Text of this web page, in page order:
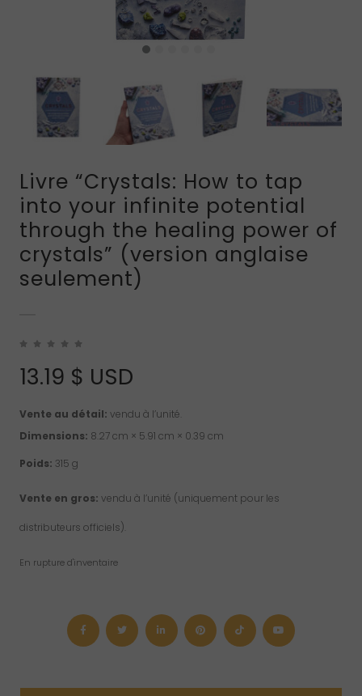
Livre “Crystals: How to tap
into your infinite potential
through the healing power of
crystals” (version anglaise
seulement)
13.19 $ USD
Vente au détail: vendu à l’unité.
Dimensions: 8.27 cm × 5.91 cm × 0.39 cm
Poids: 315 g
Vente en gros: vendu à l’unité (uniquement pour les
distributeurs officiels).
En rupture d'inventaire